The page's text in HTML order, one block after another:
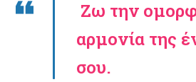
Ζω την
αρμονία της
σου.